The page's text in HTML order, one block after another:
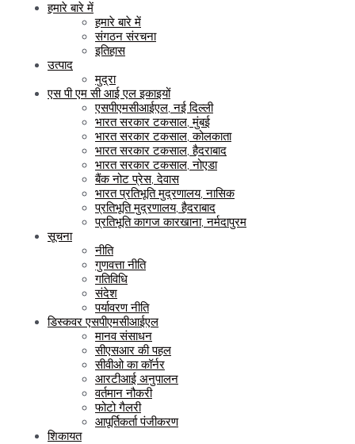
हमारे बारे में
हमारे बारे में
संगठन संरचना
इतिहास
उत्पाद
मुद्रा
एस पी एम सी आई एल इकाइयों
एसपीएमसीआईएल, नई दिल्ली
भारत सरकार टकसाल, मुंबई
भारत सरकार टकसाल, कोलकाता
भारत सरकार टकसाल, हैदराबाद
भारत सरकार टकसाल, नोएडा
बैंक नोट प्रेस, देवास
भारत प्रतिभूति मुद्रणालय, नासिक
प्रतिभूति मुद्रणालय, हैदराबाद
प्रतिभूति कागज कारखाना, नर्मदापुरम
सूचना
नीति
गुणवत्ता नीति
गतिविधि
संदेश
पर्यावरण नीति
डिस्कवर एसपीएमसीआईएल
मानव संसाधन
सीएसआर की पहल
सीवीओ का कॉर्नर
आरटीआई अनुपालन
वर्तमान नौकरी
फोटो गैलरी
आपूर्तिकर्ता पंजीकरण
शिकायत